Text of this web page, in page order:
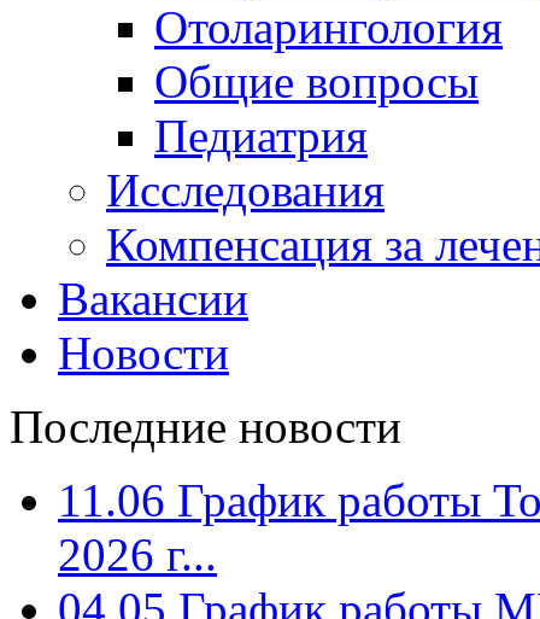
Отоларингология
Общие вопросы
Педиатрия
Исследования
Компенсация за
Вакансии
Новости
Последние новости
11.06 График работы
2026 г...